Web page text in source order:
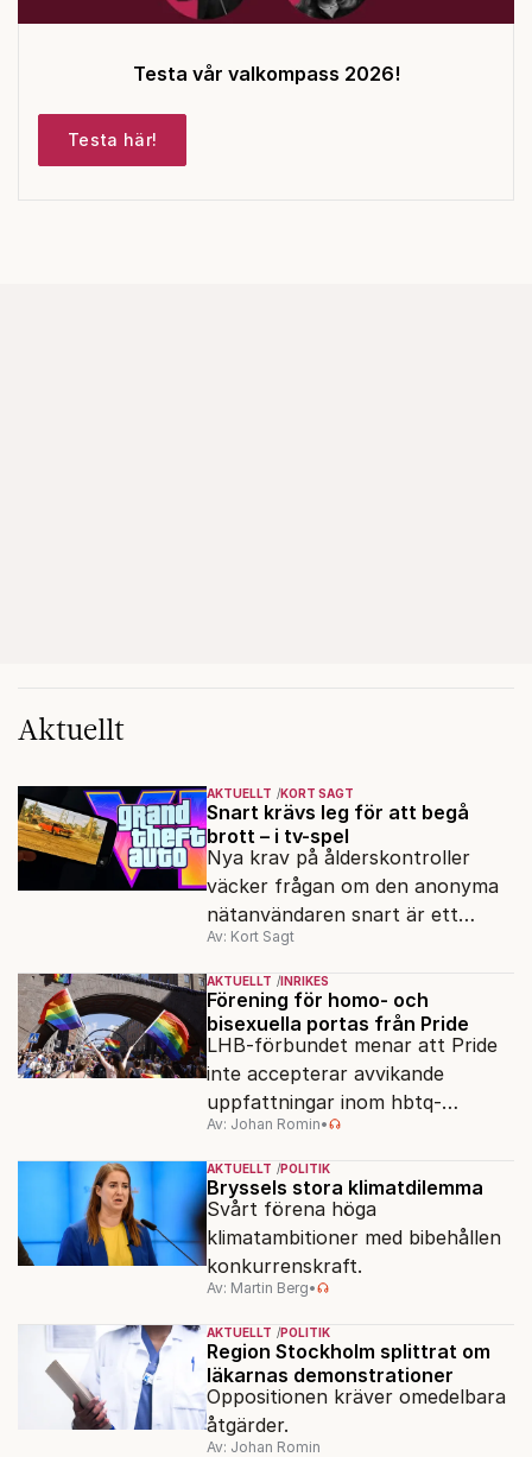
Testa vår valkompass 2026!
Testa här!
Aktuellt
AKTUELLT KORT SAGT
Snart krävs leg för att begå
brott – i tv-spel
Nya krav på ålderskontroller
väcker frågan om den anonyma
nätanvändaren snart är ett
minne blott.
Av: Kort Sagt
AKTUELLT INRIKES
Förening för homo- och
bisexuella portas från Pride
LHB-förbundet menar att Pride
inte accepterar avvikande
uppfattningar inom hbtq-
rörelsen. "Vi har inga problem
med transpersoner", säger
ordföranden Linn Saarinen.
Av: Johan Romin•
AKTUELLT POLITIK
Bryssels stora klimatdilemma
Svårt förena höga
klimatambitioner med bibehållen
konkurrenskraft.
Av: Martin Berg•
AKTUELLT POLITIK
Region Stockholm splittrat om
läkarnas demonstrationer
Oppositionen kräver omedelbara
åtgärder.
Av: Johan Romin